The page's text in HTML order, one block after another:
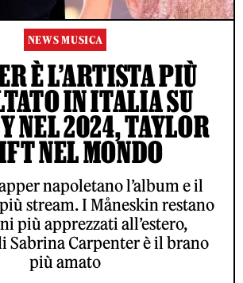
NEWS MUSICA
È L’ARTISTA PIÙ
IN ITALIA SU
NEL 2024, TAYLOR
NEL MONDO
napoletano l’album e il
stream. I Måneskin restano
più apprezzati all’estero,
di Sabrina Carpenter è il brano
più amato